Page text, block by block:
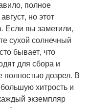
полное
но этот
Если вы заметили,
сухой солнечный
бывает, что
для сбора и
дозрел. В
хитрость и
экземпляр